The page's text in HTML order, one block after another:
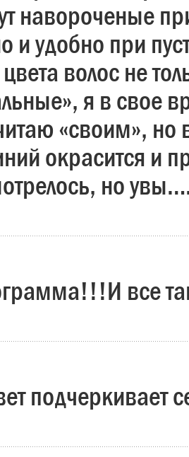
навороченые
и удобно при
волос не
я в свое
«своим», но
окрасится и
но
все
подчеркивает